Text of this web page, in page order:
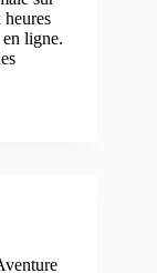
heures
ligne.